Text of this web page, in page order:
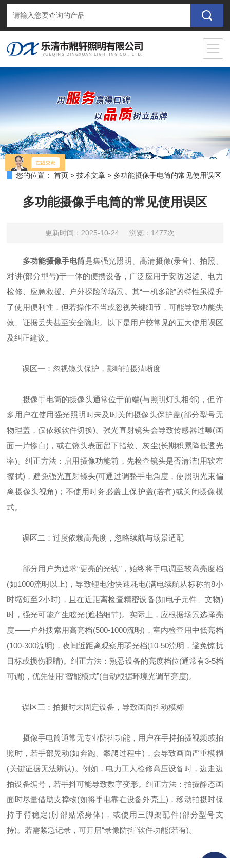
您的位置： 首页 >技术文章 > 多功能摄像手电筒的常见使用误区
多功能摄像手电筒的常见使用误区
更新时间：2025-10-24 浏览：1477次
多功能摄像手电筒是集强光照明、高清摄像(录音)、拍照、
对讲(部分型号)于一体的便携设备，广泛应用于安防巡逻、电力
检修、应急救援、户外探险等场景。其“一机多能”的特性虽提升
了使用便利性，但若操作不当或忽视关键细节，可能导致功能失
效、证据丢失甚至安全隐患。以下是用户较常见的五大使用误区
及纠正建议。
误区一：忽视镜头保护，影响拍摄清晰度
摄像手电筒的摄像头通常位于前端(与照明灯头相邻)，但许
多用户在使用强光照明时未及时关闭摄像头保护盖(部分型号无
物理盖，仅依赖软件切换)。强光直射镜头会导致传感器过曝(画
面一片惨白)，或在镜头表面留下指纹、灰尘(长期积累降低透光
率)。纠正方法：启用摄像功能前，先检查镜头是否清洁(用软布
擦拭)，避免强光直射镜头(可通过调整手电角度，使照明光束偏
离摄像头视角)；不使用时务必盖上保护盖(若有)或关闭摄像模
式。
误区二：过度依赖高亮度，忽略续航与场景适配
部分用户为追求“更亮的光线”，始终将手电调至较高亮度档
(如1000流明以上)，导致锂电池快速耗电(满电续航从标称的8小
时缩短至2小时)，且在近距离检查精密设备(如电子元件、文物)
时，强光可能产生眩光(遮挡细节)。实际上，应根据场景选择亮
度——户外搜索用高亮档(500-1000流明)，室内检查用中低亮档
(100-300流明)，夜间近距离观察用弱光档(10-50流明，避免惊扰
目标或损伤眼睛)。纠正方法：熟悉设备的亮度档位(通常有3-5档
可调)，优先使用“智能模式”(自动根据环境光调节亮度)。
误区三：拍摄时未固定设备，导致画面抖动模糊
摄像手电筒通常无专业防抖功能，用户在手持拍摄视频或拍
照时，若手部晃动(如奔跑、攀爬过程中)，会导致画面严重模糊
(关键证据无法辨认)。例如，电力工人检修高压设备时，边走边
拍设备编号，若手抖可能导致数字变形。纠正方法：拍摄静态画
面时尽量借助支撑物(如将手电靠在设备外壳上)，移动拍摄时保
持手臂稳定(肘部贴紧身体)，或使用三脚架配件(部分型号支
持)。若需紧急记录，可开启“录像防抖”软件功能(若有)。